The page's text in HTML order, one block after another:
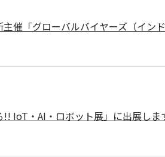
催「グローバルバイヤーズ（イン
!! IoT・AI・ロボット展」に出展しま